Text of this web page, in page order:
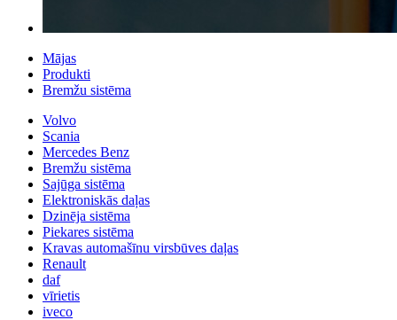
Mājas
Produkti
Bremžu sistēma
Volvo
Scania
Mercedes Benz
Bremžu sistēma
Sajūga sistēma
Elektroniskās daļas
Dzinēja sistēma
Piekares sistēma
Kravas automašīnu virsbūves daļas
Renault
daf
vīrietis
iveco